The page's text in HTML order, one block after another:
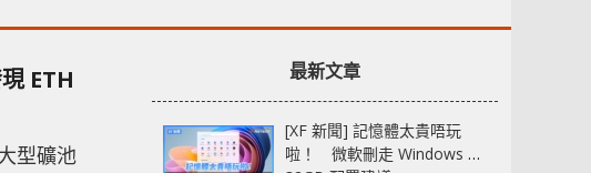
ETH
型礦池
最新文章
[XF 新聞] 記憶體太貴唔玩
啦！ 微軟刪走 Windows 11